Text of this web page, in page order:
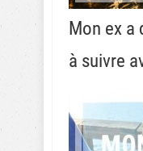
Mon ex a
à suivre